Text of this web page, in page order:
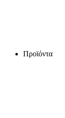
Προϊόντα